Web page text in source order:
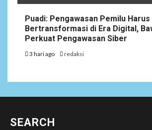
Puadi: Pengawasan Pemilu Harus
Bertransformasi di Era Digital,
Perkuat Pengawasan Siber
3 hari ago redaksi
SEARCH